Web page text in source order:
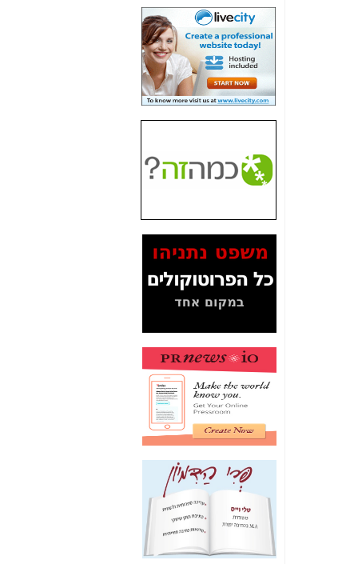
חשיפה: איוב קרא
אישר לקבוצת סלקום
בדיוק מה שביבי אישר
כאן
האם השר איוב קרא
היה צריך בכלל לחתום
על האישור, שנתן
האם ביבי וקרא קבלו
בכלל תמורה עבור
המסמכים בנושא בזק-
Yes (תיק 4000)
לאיש הלא נכון! -כאן
עובדות ומסמכים
תקשורת עזר לקב'
בזק? - כאן
מה מקור ה-Fake
News שהביא לתפירת
תיק לביבי והעלמת
החשודים הנכונים -כאן
אחת הרגליים של "תיק
4000 התפור"
התמוטטה היום
בניצחון (כפול) של בזק
כאן
איך כתבות מפנקות